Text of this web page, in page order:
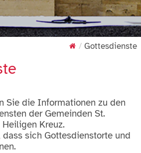
Gottesdienste
Sie die Informationen zu den
der Gemeinden St.
Kreuz.
sich Gottesdienstorte und